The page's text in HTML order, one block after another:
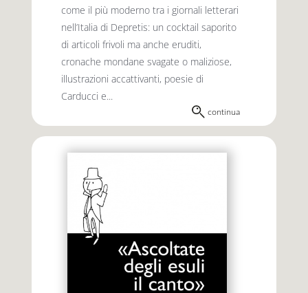
come il più moderno tra i giornali letterari
nell’Italia di Depretis: un cocktail saporito
di articoli frivoli ma anche eruditi,
cronache mondane svagate o maliziose,
illustrazioni accattivanti, poesie di
Carducci e...
continua